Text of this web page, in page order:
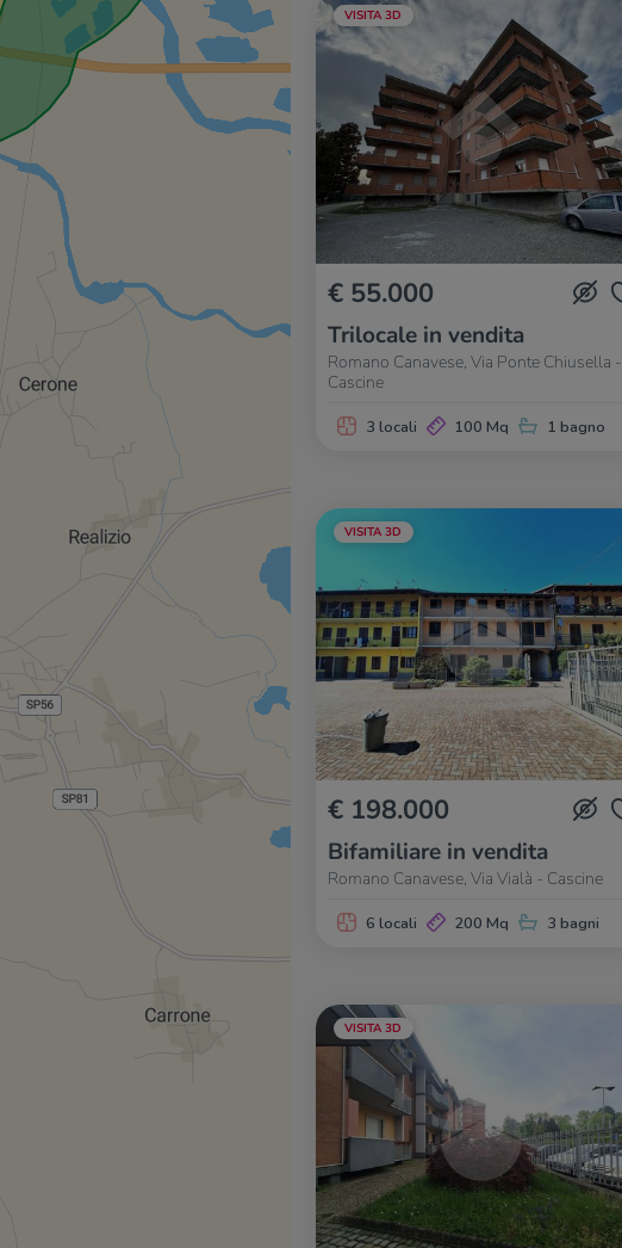
VISITA 3D
€ 55.000
Trilocale in vendita
Romano Canavese, Via Ponte Chiusella -
Cascine
3 locali 100 Mq 1 bagno
VISITA 3D
€ 198.000
Bifamiliare in vendita
Romano Canavese, Via Vialà - Cascine
6 locali 200 Mq 3 bagni
VISITA 3D